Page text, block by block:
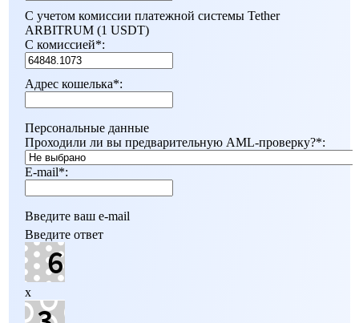
С учетом комиссии платежной системы Tether
ARBITRUM (1 USDT)
С комиссией*:
Адрес кошелька*:
Персональные данные
Проходили ли вы предварительную AML-проверку?*:
E-mail*:
Введите ваш e-mail
Введите ответ
x